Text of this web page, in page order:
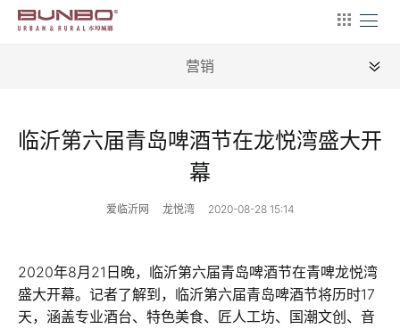
营销
新闻
地理
产业
文艺
临沂第六届青岛啤酒节在龙悦湾盛大开
幕
爱临沂网 龙悦湾 2020-08-28 15:14
2020年8月21日晚，临沂第六届青岛啤酒节在青啤龙悦湾
盛大开幕。记者了解到，临沂第六届青岛啤酒节将历时17
天，涵盖专业酒台、特色美食、匠人工坊、国潮文创、音